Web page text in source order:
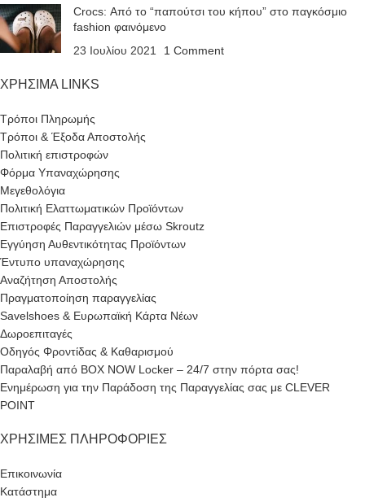
Crocs: Από το “παπούτσι του κήπου” στο παγκόσμιο
fashion φαινόμενο
23 Ιουλίου 2021
1 Comment
ΧΡΗΣΙΜΑ LINKS
Τρόποι Πληρωμής
Τρόποι & Έξοδα Αποστολής
Πολιτική επιστροφών
Φόρμα Υπαναχώρησης
Μεγεθολόγια
Πολιτική Ελαττωματικών Προϊόντων
Επιστροφές Παραγγελιών μέσω Skroutz
Εγγύηση Αυθεντικότητας Προϊόντων
Έντυπο υπαναχώρησης
Αναζήτηση Αποστολής
Πραγματοποίηση παραγγελίας
Savelshoes & Ευρωπαϊκή Κάρτα Νέων
Δωροεπιταγές
Οδηγός Φροντίδας & Καθαρισμού
Παραλαβή από BOX NOW Locker – 24/7 στην πόρτα σας!
Ενημέρωση για την Παράδοση της Παραγγελίας σας με CLEVER
POINT
ΧΡΉΣΙΜΕΣ ΠΛΗΡΟΦΟΡΊΕΣ
Επικοινωνία
Κατάστημα